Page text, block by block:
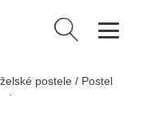
Vyhledávání
postele / Postel